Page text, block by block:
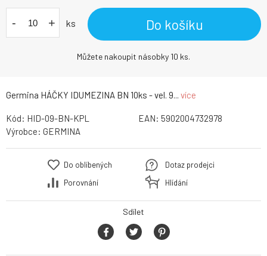
Germina HÁČKY IDUMEZINA BN 10ks - vel. 9... více
- + ks Do košíku
Můžete nakoupit násobky 10 ks.
Kód: HID-09-BN-KPL EAN: 5902004732978
Výrobce: GERMINA
Do oblíbených
Porovnání
Dotaz prodejci
Hlídání
Sdílet